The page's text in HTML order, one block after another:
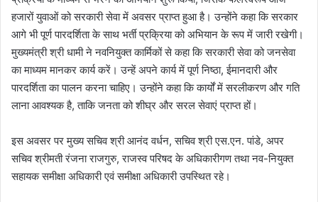
हजारों युवाओं को सरकारी सेवा में अवसर प्राप्त हुआ है। उन्होंने कहा कि सरकार
आगे भी पूर्ण पारदर्शिता के साथ भर्ती प्रक्रिया को अभियान के रूप में जारी रखेगी।
मुख्यमंत्री श्री धामी ने नवनियुक्त कार्मिकों से कहा कि सरकारी सेवा को जनसेवा
का माध्यम मानकर कार्य करें। उन्हें अपने कार्य में पूर्ण निष्ठा, ईमानदारी और
पारदर्शिता का पालन करना चाहिए। उन्होंने कहा कि कार्यों में सरलीकरण और गति
लाना आवश्यक है, ताकि जनता को शीघ्र और सरल सेवाएं प्राप्त हों।
इस अवसर पर मुख्य सचिव श्री आनंद वर्धन, सचिव श्री एस.एन. पांडे, अपर
सचिव श्रीमती रंजना राजगुरु, राजस्व परिषद के अधिकारीगण तथा नव-नियुक्त
सहायक समीक्षा अधिकारी एवं समीक्षा अधिकारी उपस्थित रहे।